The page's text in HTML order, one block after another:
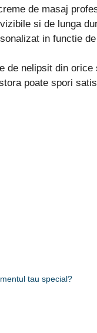
de masaj
si de lunga
in functie
de nelipsit din
poate spori
tau special?